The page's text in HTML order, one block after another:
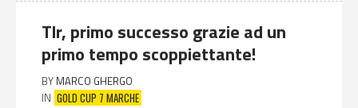
Tlr, primo successo grazie ad un
primo tempo scoppiettante!
BY MARCO GHERGO
IN GOLD CUP 7 MARCHE